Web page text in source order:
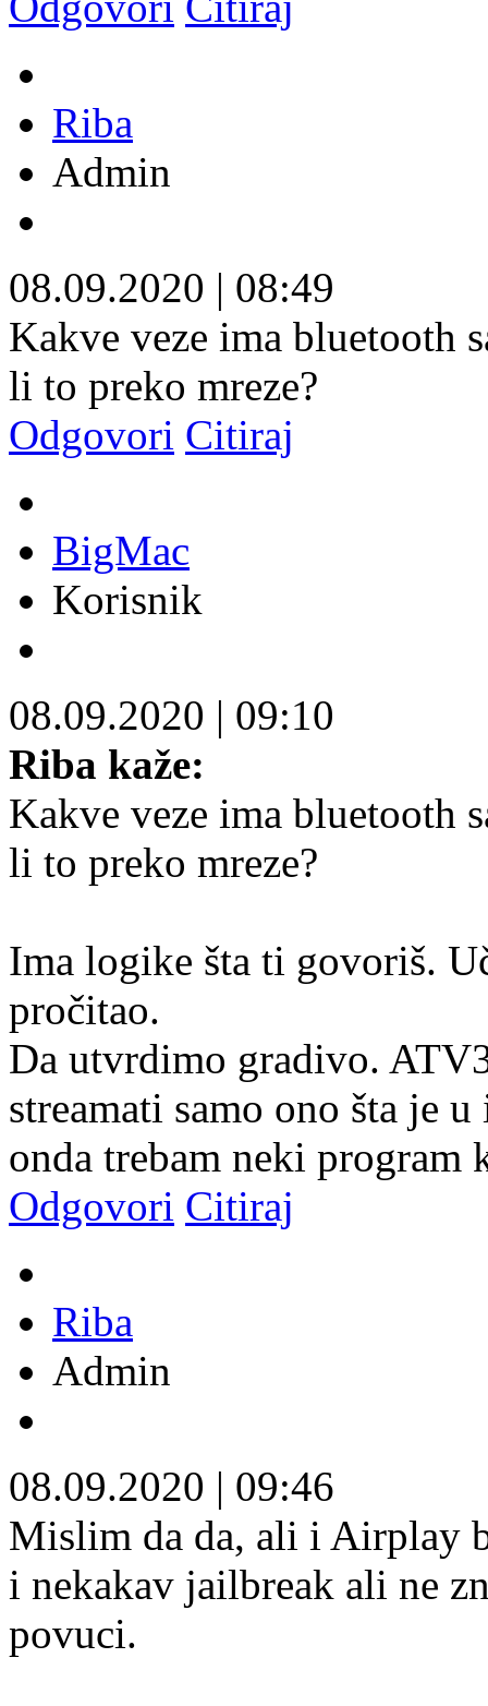
Riba
Admin
08.09.2020 | 08:49
Kakve veze ima bluetooth
li to preko mreze?
Odgovori Citiraj
BigMac
Korisnik
08.09.2020 | 09:10
Riba kaže:
Kakve veze ima bluetooth
li to preko mreze?
Ima logike šta ti govoriš.
pročitao.
Da utvrdimo gradivo.
streamati samo ono šta je
onda trebam neki program
Odgovori Citiraj
Riba
Admin
08.09.2020 | 09:46
Mislim da da, ali i Airplay
i nekakav jailbreak ali ne
povuci.